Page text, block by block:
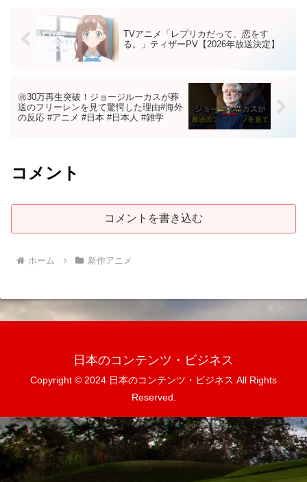
TVアニメ「レプリカだって、恋をす
る。」ティザーPV【2026年放送決定】
㊗︎30万再生突破！ジョージルーカスが葬
送のフリーレンを見て驚愕した理由#海外
の反応 #アニメ #日本 #日本人 #雑学
コメント
コメントを書き込む
ホーム 新作アニメ
日本のコンテンツ・ビジネス
Copyright © 2024 日本のコンテンツ・ビジネス All Rights
Reserved.